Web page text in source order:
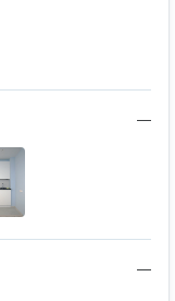
—
—